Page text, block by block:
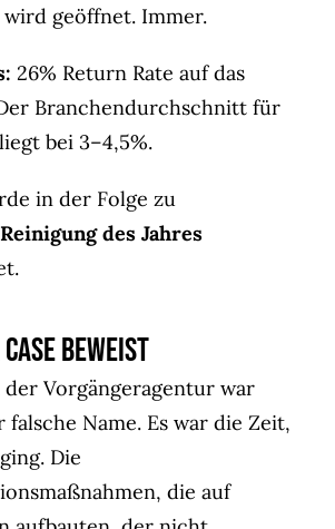
geöffnet. Immer.
26% Return Rate auf das
Branchendurchschnitt für
bei 3–4,5%.
in der Folge zu
des Jahres
beweist
der Vorgängeragentur war
Name. Es war die Zeit,
Die
die auf